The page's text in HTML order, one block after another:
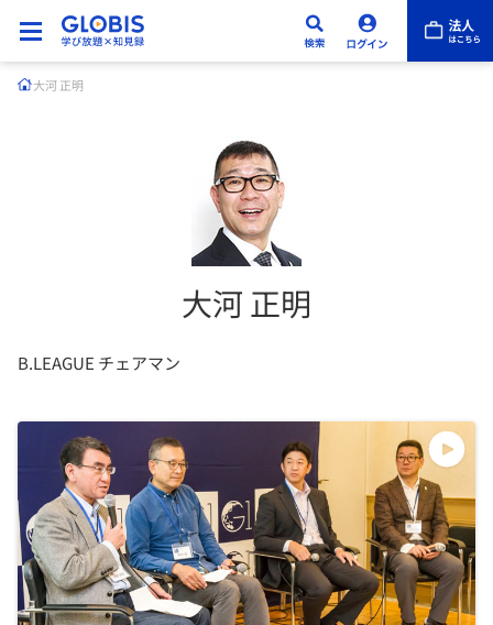
大河 正明
大河 正明
B.LEAGUE チェアマン